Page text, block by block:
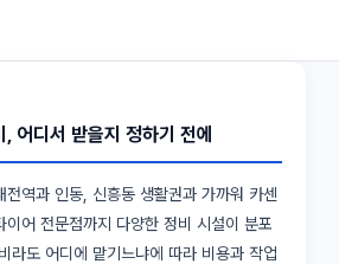
어디서 받을지 정하기 전에
전역과 인동, 신흥동 생활권과 가까워 카센
이어 전문점까지 다양한 정비 시설이 분포
라도 어디에 맡기느냐에 따라 비용과 작업